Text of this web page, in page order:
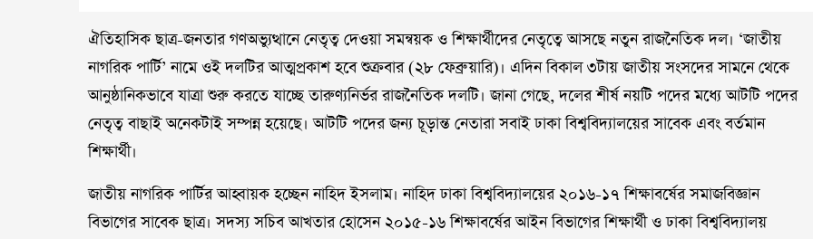
ঐতিহাসিক ছাত্র-জনতার গণঅভ্যুত্থানে নেতৃত্ব দেওয়া সমন্বয়ক ও শিক্ষার্থীদের নেতৃত্বে আসছে নতুন রাজনৈতিক দল। ‘জাতীয়
নাগরিক পার্টি’ নামে ওই দলটির আত্মপ্রকাশ হবে শুক্রবার (২৮ ফেব্রুয়ারি)। এদিন বিকাল ৩টায় জাতীয় সংসদের সামনে থেকে
আনুষ্ঠানিকভাবে যাত্রা শুরু করতে যাচ্ছে তারুণ্যনির্ভর রাজনৈতিক দলটি। জানা গেছে, দলের শীর্ষ নয়টি পদের মধ্যে আটটি পদের
নেতৃত্ব বাছাই অনেকটাই সম্পন্ন হয়েছে। আটটি পদের জন্য চূড়ান্ত নেতারা সবাই ঢাকা বিশ্ববিদ্যালয়ের সাবেক এবং বর্তমান
শিক্ষার্থী।
জাতীয় নাগরিক পার্টির আহ্বায়ক হচ্ছেন নাহিদ ইসলাম। নাহিদ ঢাকা বিশ্ববিদ্যালয়ের ২০১৬-১৭ শিক্ষাবর্ষের সমাজবিজ্ঞান
বিভাগের সাবেক ছাত্র। সদস্য সচিব আখতার হোসেন ২০১৫-১৬ শিক্ষাবর্ষের আইন বিভাগের শিক্ষার্থী ও ঢাকা বিশ্ববিদ্যালয়